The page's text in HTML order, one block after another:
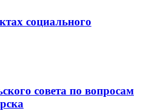
социального
совета по вопросам